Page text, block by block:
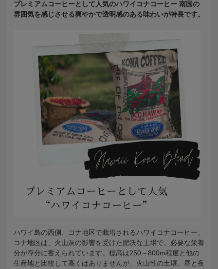
プレミアムコーヒーとして人気のハワイコナコーヒー 南国の
雰囲気を感じさせる爽やかで透明感のある味わいが特長です。
ハワイ島の西側、コナ地区で栽培されるハワイコナコーヒー。
コナ地区は、火山灰の影響を受けた肥沃な土壌で、必要な栄養
分が存分に蓄えられています。標高は250～800m程度と他の
生産地と比較して高くはありませんが、火山性の土壌、昼と夜